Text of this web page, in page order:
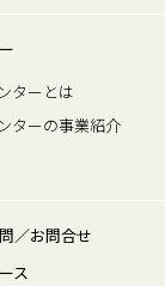
ターとは
ターの事業紹介
／お問合せ
ス